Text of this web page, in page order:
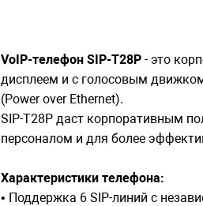
VoIP-телефон SIP-T28P - это
дисплеем и с голосовым
(Power over Ethernet).
SIP-T28P даст корпоративным
персоналом и для более
Характеристики телефона:
• Поддержка 6 SIP-линий с